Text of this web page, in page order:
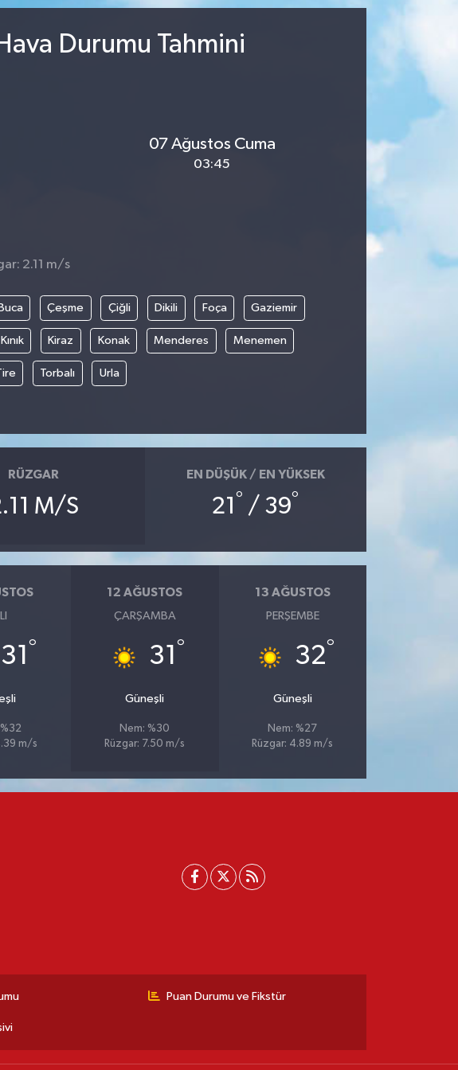
Durumu Tahmini
07 Ağustos Cuma
03:45
2.11 m/s
Buca Çeşme Çiğli Dikili Foça Gaziemir
Kınık Kiraz Konak Menderes Menemen
Torbalı Urla
RÜZGAR
M/S
EN DÜŞÜK / EN YÜKSEK
21 ° / 39°
31 °
m/s
12 AĞUSTOS
ÇARŞAMBA
31 °
Güneşli
Nem: %30
Rüzgar: 7.50 m/s
13 AĞUSTOS
PERŞEMBE
32°
Güneşli
Nem: %27
Rüzgar: 4.89 m/s
Puan Durumu ve Fikstür